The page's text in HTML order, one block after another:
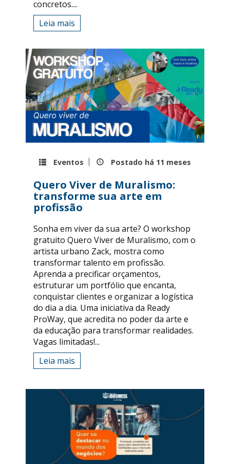
concretos....
Leia mais
Eventos Postado há 11 meses
Quero Viver de Muralismo:
transforme sua arte em
profissão
Sonha em viver da sua arte? O workshop
gratuito Quero Viver de Muralismo, com o
artista urbano Zack, mostra como
transformar talento em profissão.
Aprenda a precificar orçamentos,
estruturar um portfólio que encanta,
conquistar clientes e organizar a logística
do dia a dia. Uma iniciativa da Ready
ProWay, que acredita no poder da arte e
da educação para transformar realidades.
Vagas limitadas!...
Leia mais